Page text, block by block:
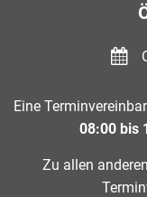
Eine
08:00 bis
Zu allen